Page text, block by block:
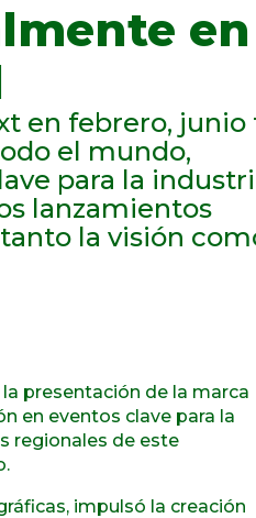
en
en febrero, junio
el mundo,
para la
lanzamientos
la visión
presentación de la marca
en eventos clave para la
regionales de este
impulsó la creación